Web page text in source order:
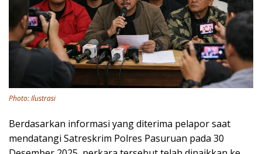
Photo: Ilustrasi
Berdasarkan informasi yang diterima pelapor saat
mendatangi Satreskrim Polres Pasuruan pada 30